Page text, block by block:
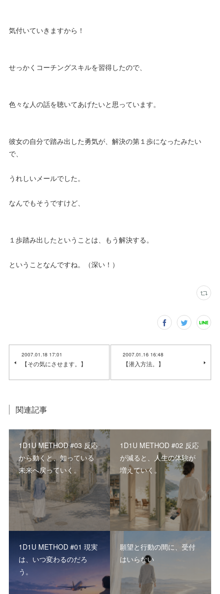
気付いていきますから！
せっかくコーチングスキルを習得したので、
色々な人の話を聴いてあげたいと思っています。
彼女の自分で踏み出した勇気が、解決の第１歩になったみたい
で、
うれしいメールでした。
なんでもそうですけど、
１歩踏み出したということは、もう解決する。
ということなんですね。（深い！）
2007.01.18 17:01
【その気にさせます。】
2007.01.16 16:48
【潜入方法。】
関連記事
1D1U METHOD #03 反応
から動くと、知っている
未来へ戻っていく。
1D1U METHOD #02 反応
が減ると、人生の体験が
増えていく。
1D1U METHOD #01 現実
は、いつ変わるのだろ
う。
願望と行動の間に、受付
はいらない